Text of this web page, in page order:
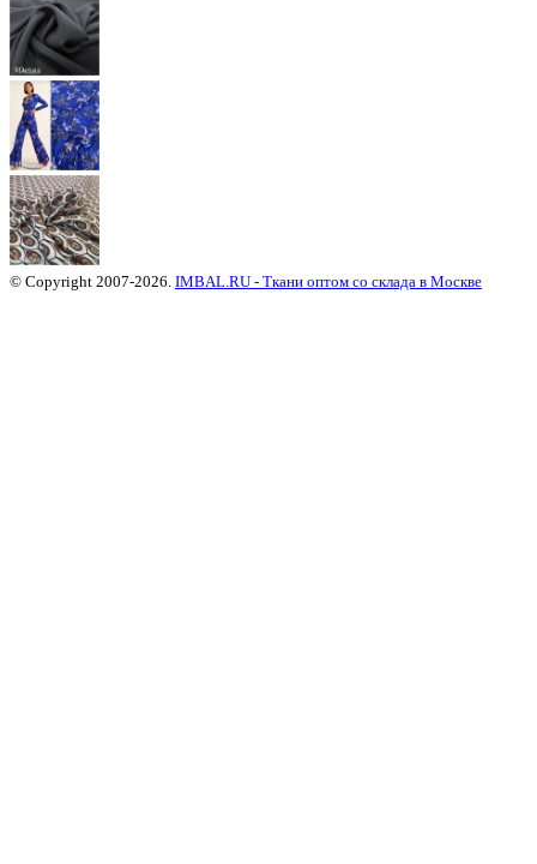
© Copyright 2007-2026. IMBAL.RU - Ткани оптом со склада в Москве